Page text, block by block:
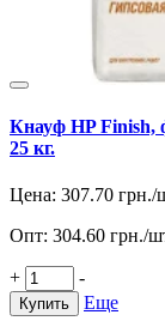
Кнауф HP Finish,
25 кг.
Цена: 307.70 грн./
Опт: 304.60 грн./
+ -
Купить Еще